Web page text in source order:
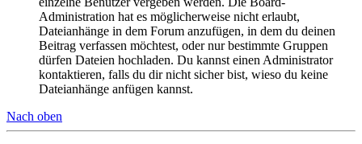
Administration hat es möglicherweise nicht erlaubt,
Dateianhänge in dem Forum anzufügen, in dem du deinen
Beitrag verfassen möchtest, oder nur bestimmte Gruppen
dürfen Dateien hochladen. Du kannst einen Administrator
kontaktieren, falls du dir nicht sicher bist, wieso du keine
Dateianhänge anfügen kannst.
Nach oben